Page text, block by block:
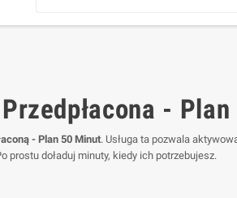
-
- Plan 50 Minut. Usługa ta pozwala
prostu doładuj minuty, kiedy ich potrzebujesz.